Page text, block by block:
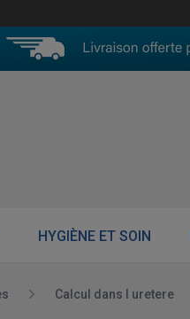
HYGIÈNE ET SOIN
Calcul dans l uretere